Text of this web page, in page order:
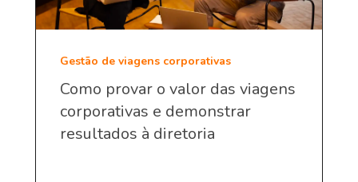
Gestão de viagens corporativas
Como provar o valor das viagens
corporativas e demonstrar
resultados à diretoria